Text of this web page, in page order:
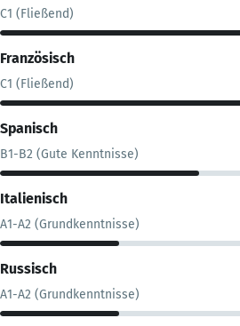
C1 (Fließend)
Französisch
C1 (Fließend)
Spanisch
B1-B2 (Gute Kenntnisse)
Italienisch
A1-A2 (Grundkenntnisse)
Russisch
A1-A2 (Grundkenntnisse)